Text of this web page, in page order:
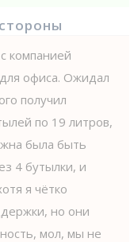
компанией
офиса. Ожидал
получил
по 19 литров,
была быть
4 бутылки, и
я чётко
но они
мол, мы не